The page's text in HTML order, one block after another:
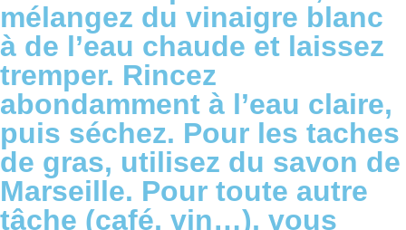
mélangez du vinaigre blanc
à de l’eau chaude et laissez
tremper. Rincez
abondamment à l’eau claire,
puis séchez. Pour les taches
de gras, utilisez du savon de
Marseille. Pour toute autre
tâche (café, vin…), vous